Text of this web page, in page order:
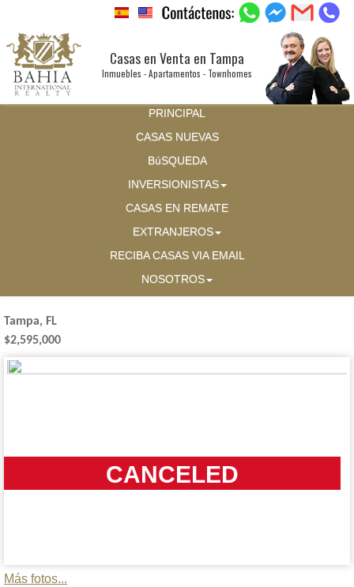
Casas en Venta en Tampa
Inmuebles - Apartamentos - Townhomes
PRINCIPAL
CASAS NUEVAS
BúSQUEDA
INVERSIONISTAS
CASAS EN REMATE
EXTRANJEROS
RECIBA CASAS VIA EMAIL
NOSOTROS
Tampa, FL
$2,595,000
CANCELED
Más fotos...